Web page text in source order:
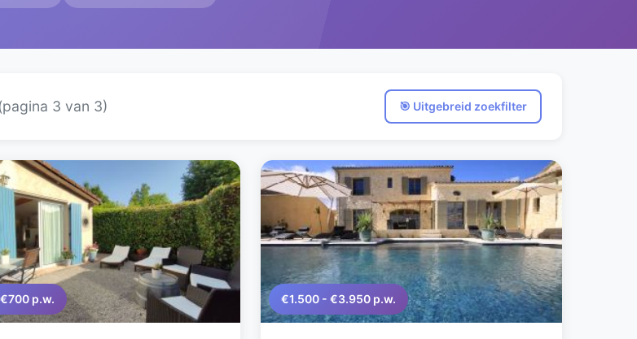
(pagina 3 van 3) 🎯 Uitgebreid zoekfilter
p.w. €1.500 - €3.950 p.w.